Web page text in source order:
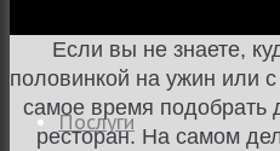
Послуги
Если вы не знаете,
половинкой на ужин или
самое время подобрать
ресторан. На самом